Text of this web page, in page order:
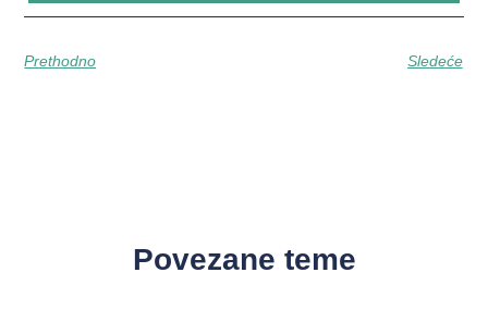
Prethodno Sledeće
Povezane teme